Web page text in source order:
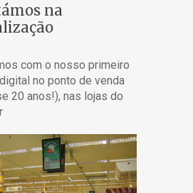
na
com o nosso primeiro
no ponto de venda
20 anos!), nas lojas do